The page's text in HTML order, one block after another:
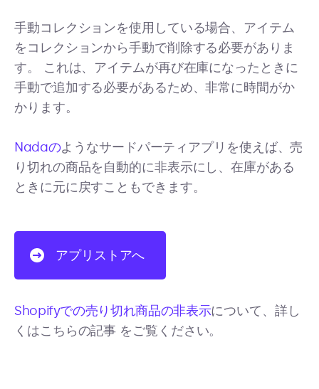
手動コレクションを使用している場合、アイテム
をコレクションから手動で削除する必要がありま
す。 これは、アイテムが再び在庫になったときに
手動で追加する必要があるため、非常に時間がか
かります。
Nadaのようなサードパーティアプリを使えば、売
り切れの商品を自動的に非表示にし、在庫がある
ときに元に戻すこともできます。
アプリストアへ
Shopifyでの売り切れ商品の非表示について、詳し
くはこちらの記事 をご覧ください。